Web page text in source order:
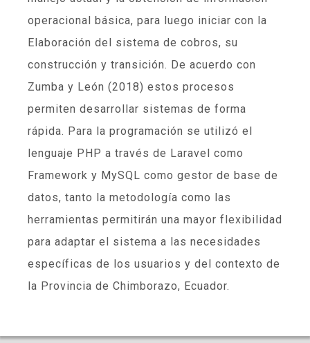
operacional básica, para luego iniciar con la
Elaboración del sistema de cobros, su
construcción y transición. De acuerdo con
Zumba y León (2018) estos procesos
permiten desarrollar sistemas de forma
rápida. Para la programación se utilizó el
lenguaje PHP a través de Laravel como
Framework y MySQL como gestor de base de
datos, tanto la metodología como las
herramientas permitirán una mayor flexibilidad
para adaptar el sistema a las necesidades
específicas de los usuarios y del contexto de
la Provincia de Chimborazo, Ecuador.